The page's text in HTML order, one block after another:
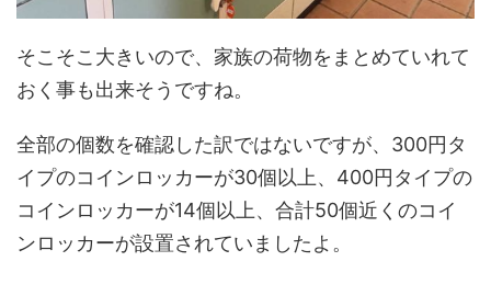
そこそこ大きいので、家族の荷物をまとめていれて
おく事も出来そうですね。
全部の個数を確認した訳ではないですが、300円タ
イプのコインロッカーが30個以上、400円タイプの
コインロッカーが14個以上、合計50個近くのコイ
ンロッカーが設置されていましたよ。